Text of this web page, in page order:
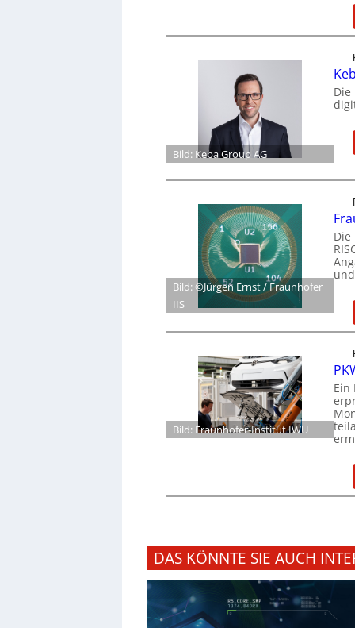
Bild: Keba Group AG
Bild: ©Jürgen Ernst / Fraunhofer
IIS
Die
Bild: Fraunhofer-Institut IWU
Ein
DAS KÖNNTE SIE AUCH